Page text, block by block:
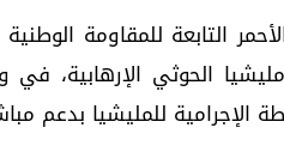
التابعة للمقاومة
الحوثي الإرهابية، في
للمليشيا بدعم